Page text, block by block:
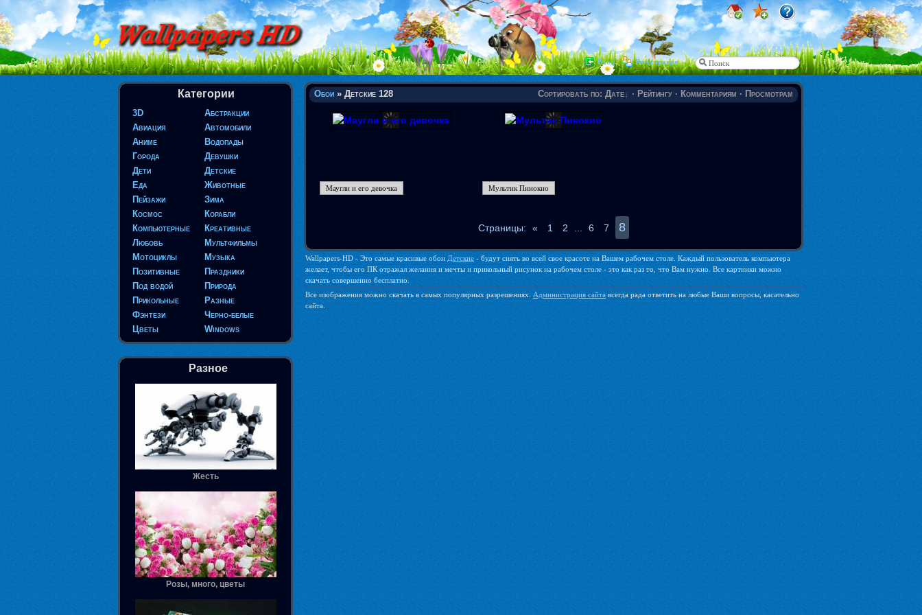
Вход Регистрация
Категории
3D
Абстракции
Авиация
Автомобили
Аниме
Водопады
Города
Девушки
Дети
Детские
Еда
Животные
Пейзажи
Зима
Космос
Корабли
Компьютерные
Креативные
Любовь
Мультфильмы
Мотоциклы
Музыка
Позитивные
Праздники
Под водой
Природа
Прикольные
Разные
Фэнтези
Черно-белые
Цветы
Windows
Разное
Жесть
Розы, много, цветы
Сортировать по: Дате · Рейтингу · Комментариям · Просмотрам
Обои » Детские 128
Маугли и его девочка Мультик Пинокио
Страницы: « 1 2 6 7 8
Wallpapers-HD - Это самые красивые обои Детские - будут сиять во всей свое красоте на Вашем рабочем столе. Каждый пользователь компьютера
желает, чтобы его ПК отражал желания и мечты и прикольный рисунок на рабочем столе - это как раз то, что Вам нужно. Все картинки можно
скачать совершенно бесплатно.
Все изображения можно скачать в самых популярных разрешениях. Администрация сайта всегда рада ответить на любые Ваши вопросы, касательно
сайта.